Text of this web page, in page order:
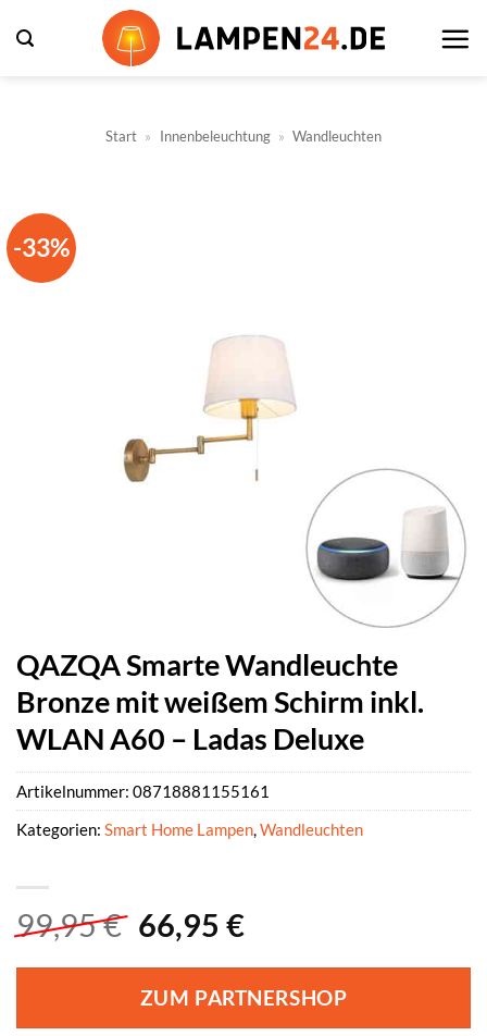
Inhalt
Start » Innenbeleuchtung » Wandleuchten
-33%
QAZQA Smarte Wandleuchte
Bronze mit weißem Schirm inkl.
WLAN A60 – Ladas Deluxe
99,95€ Ursprünglicher
war:
99,95 €
66,95 €Aktueller
ist:
66,95 €.
ZUM PARTNERSHOP
Artikelnummer: 08718881155161
Kategorien: Smart Home Lampen,Wandleuchten